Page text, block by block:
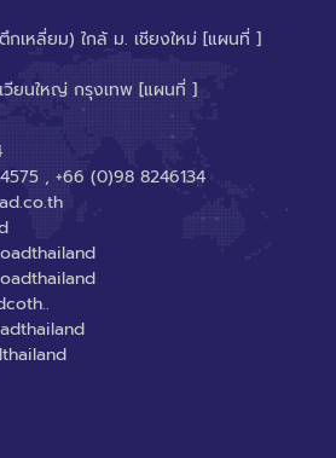
เหลี่ยม) ใกล้ ม. เชียงใหม่ [แผนที่ ]
วียนใหญ่ กรุงเทพ [แผนที่ ]
, +66 (0)98 8246134